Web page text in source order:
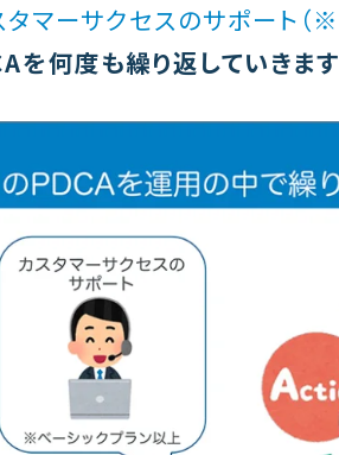
タマーサクセスのサポート（
を何度も繰り返していきま